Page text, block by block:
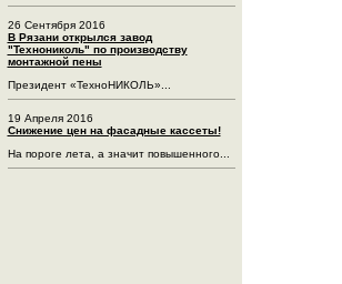
26 Сентября 2016
В Рязани открылся завод
"Технониколь" по производству
монтажной пены
Президент «ТехноНИКОЛЬ»...
19 Апреля 2016
Снижение цен на фасадные кассеты!
На пороге лета, а значит повышенного...